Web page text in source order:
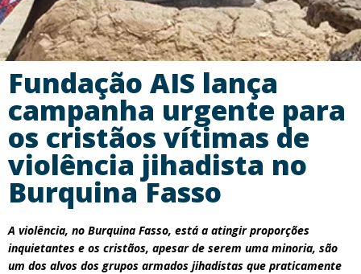
Fundação AIS lança
campanha urgente para
os cristãos vítimas de
violência jihadista no
Burquina Fasso
A violência, no Burquina Fasso, está a atingir proporções
inquietantes e os cristãos, apesar de serem uma minoria, são
um dos alvos dos grupos armados jihadistas que praticamente